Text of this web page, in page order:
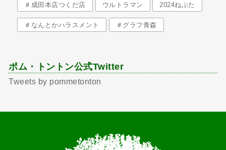
＃成田本店つくだ店 ウルトラマン 2024ねぶた
＃なんとかハラスメント ＃グラフ青森
ポム・トントン公式Twitter
Tweets by pommetonton